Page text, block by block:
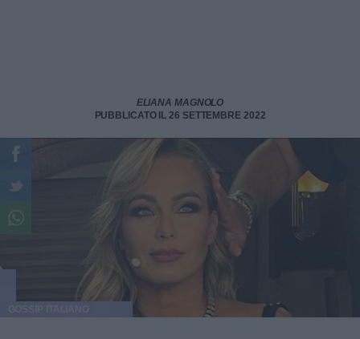
ELIANA MAGNOLO
PUBBLICATO IL 26 SETTEMBRE 2022